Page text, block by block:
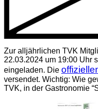
Zur alljährlichen TVK
22.03.2024 um 19:00 Uhr
eingeladen. Die
versendet. Wichtig: Wie
TVK, in der Gastronomie